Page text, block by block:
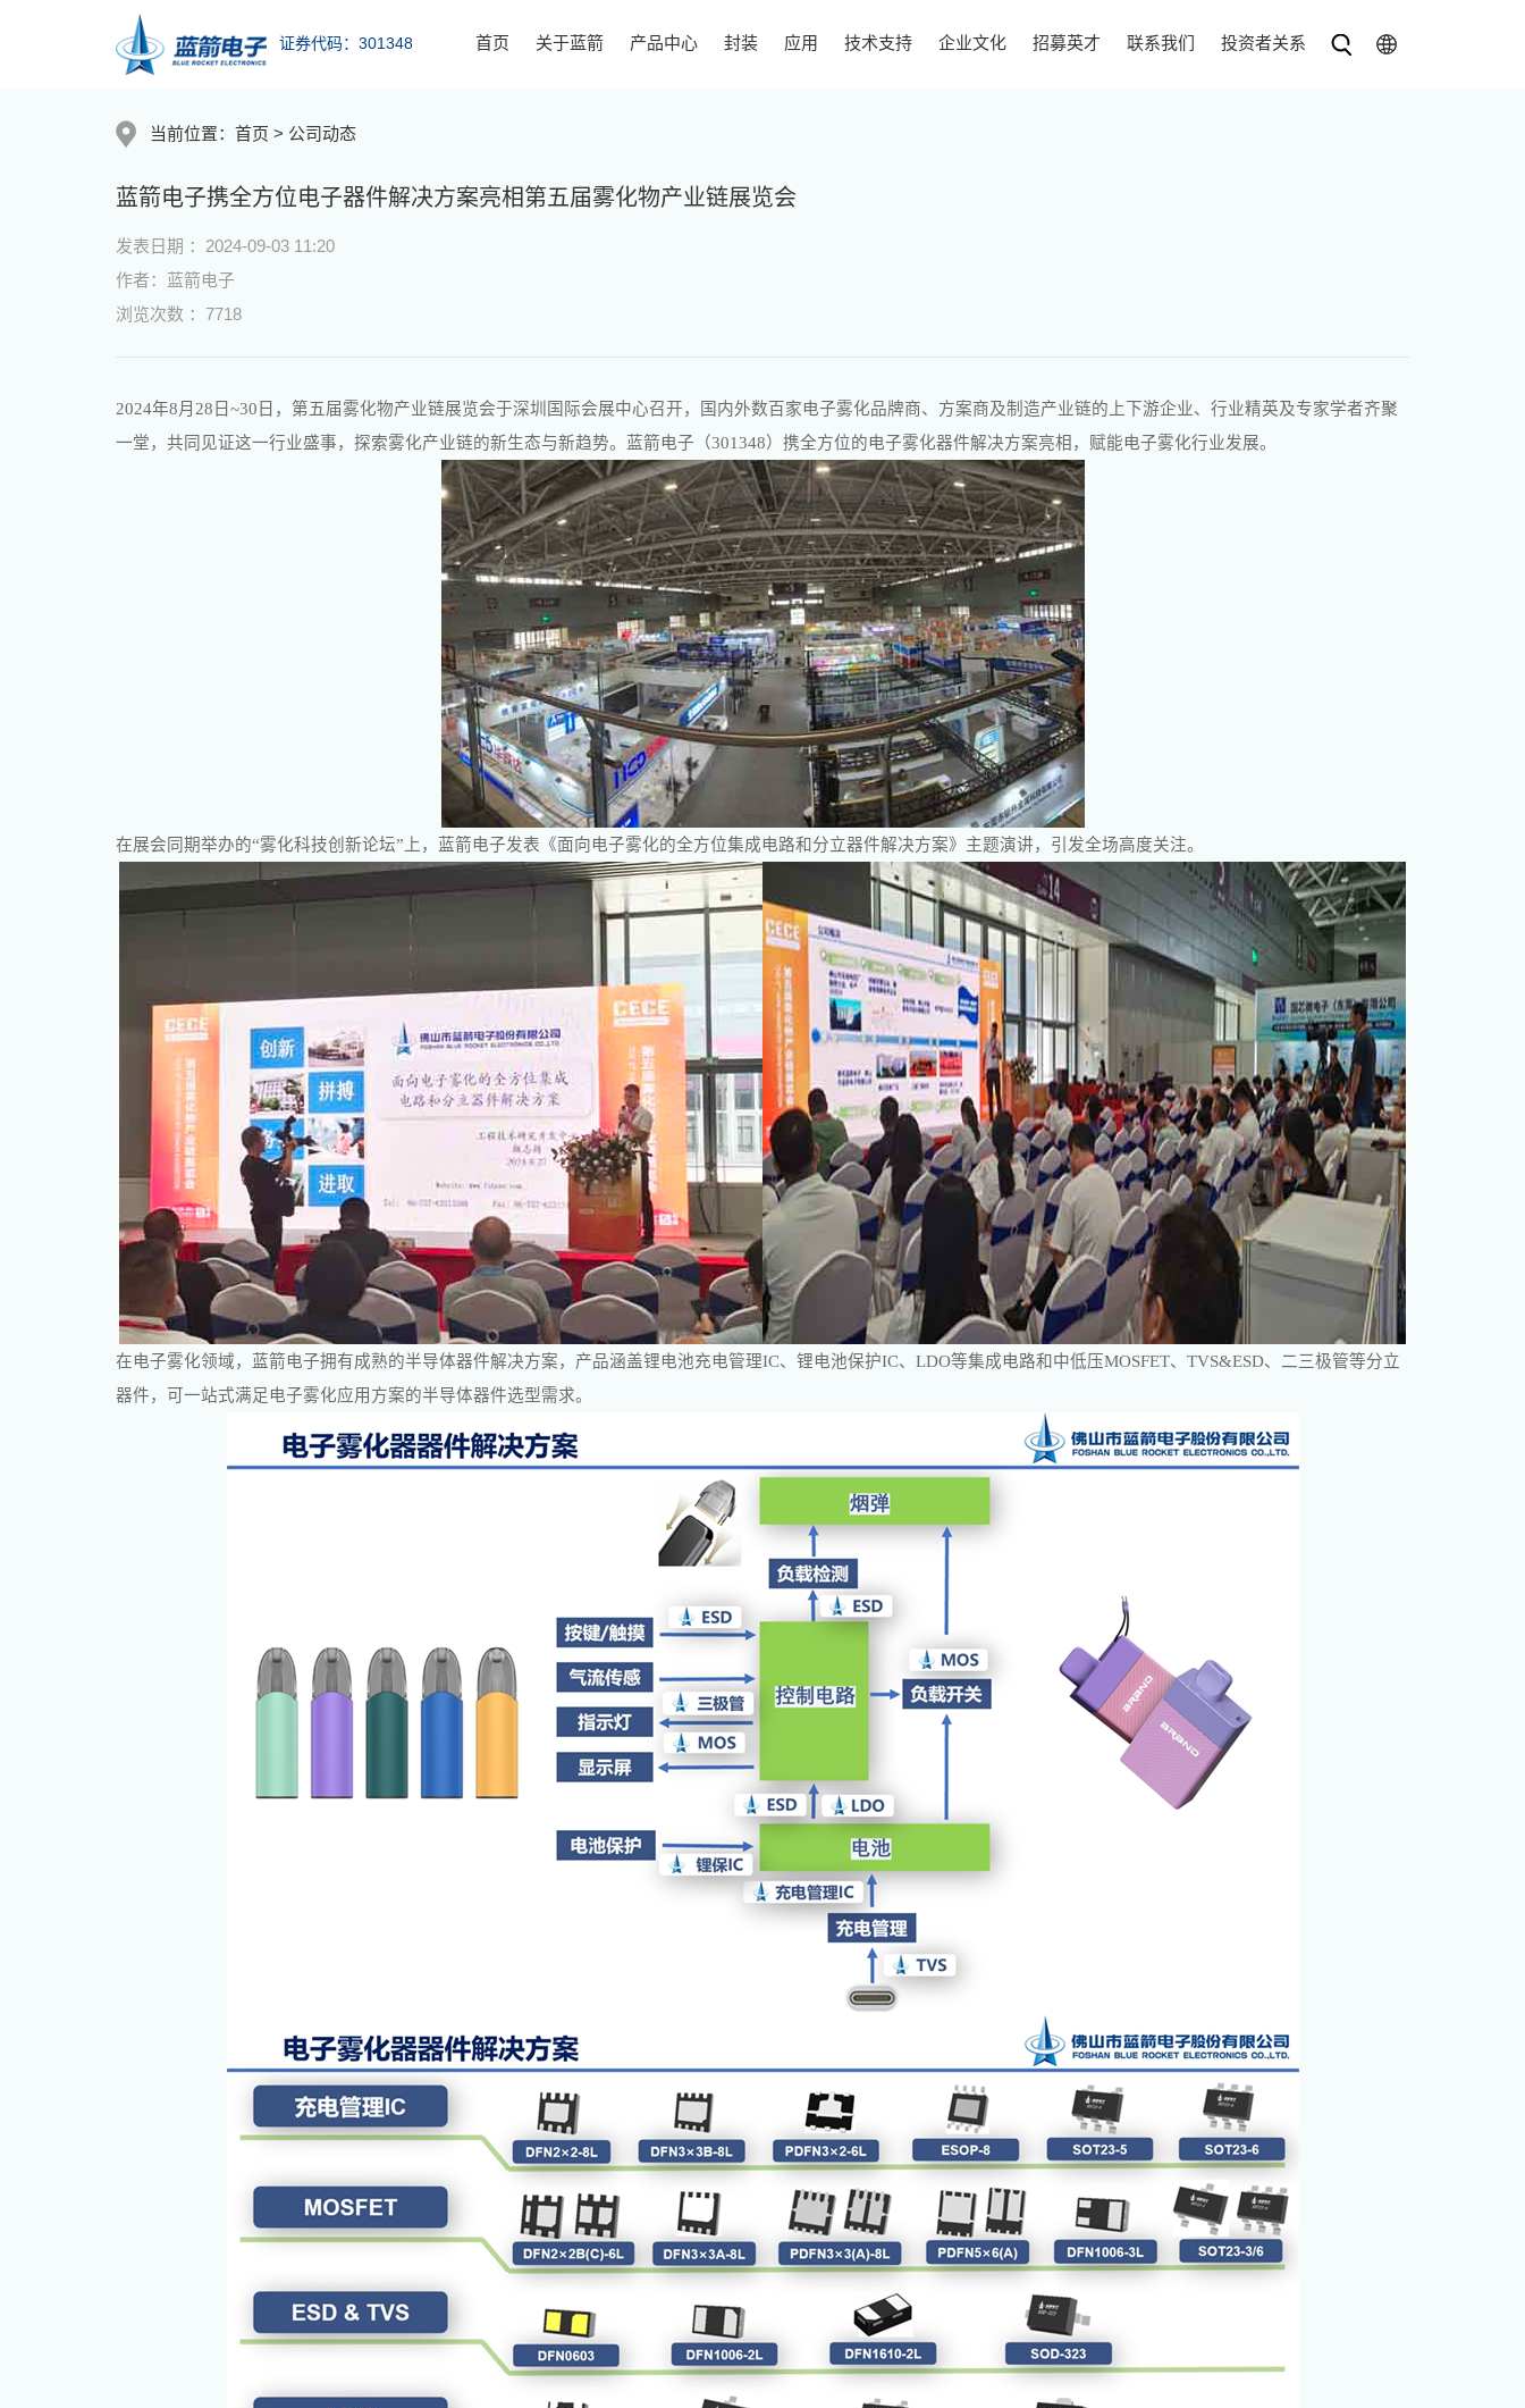
证券代码：301348 首页 关于蓝箭 产品中心 封装 应用 技术支持 企业文化 招募英才 联系我们 投资者关系
当前位置： 首页 > 公司动态
蓝箭电子携全方位电子器件解决方案亮相第五届雾化物产业链展览会
发表日期 ：2024-09-03 11:20
作者：蓝箭电子
浏览次数 ：7718
2024年8月28日~30日，第五届雾化物产业链展览会于深圳国际会展中心召开，国内外数百家电子雾化品牌商、方案商及制造产业链的上下游企业、行业精英及专家学者齐聚
一堂，共同见证这一行业盛事，探索雾化产业链的新生态与新趋势。蓝箭电子（301348）携全方位的电子雾化器件解决方案亮相，赋能电子雾化行业发展。
在展会同期举办的“雾化科技创新论坛”上，蓝箭电子发表《面向电子雾化的全方位集成电路和分立器件解决方案》主题演讲，引发全场高度关注。
在电子雾化领域，蓝箭电子拥有成熟的半导体器件解决方案，产品涵盖锂电池充电管理IC、锂电池保护IC、LDO等集成电路和中低压MOSFET、TVS&ESD、二三极管等分立
器件，可一站式满足电子雾化应用方案的半导体器件选型需求。